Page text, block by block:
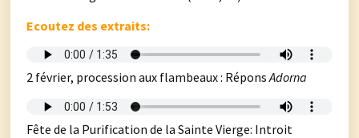
Ecoutez des extraits:
2 février, procession aux flambeaux : RéponsAdorna
Fête de la Purification de la Sainte Vierge: Introit